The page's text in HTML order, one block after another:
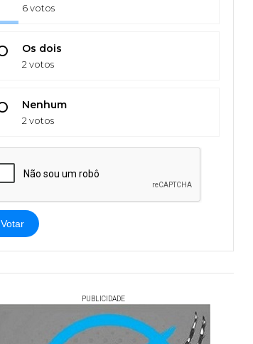
6 votos
Os dois
2 votos
Nenhum
2 votos
Votar
PUBLICIDADE